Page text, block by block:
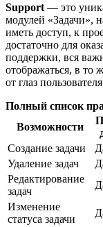
Support — это
модулей «Задачи»,
иметь доступ, к
достаточно для
поддержки, вся
отображаться, в то
от глаз
Полный список
Возможности
Создание задачи
Удаление задач
Редактирование
задач
Изменение
статуса задачи